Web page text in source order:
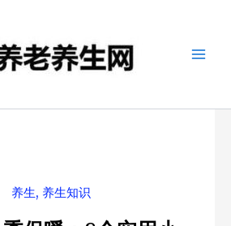
养生, 养生知识